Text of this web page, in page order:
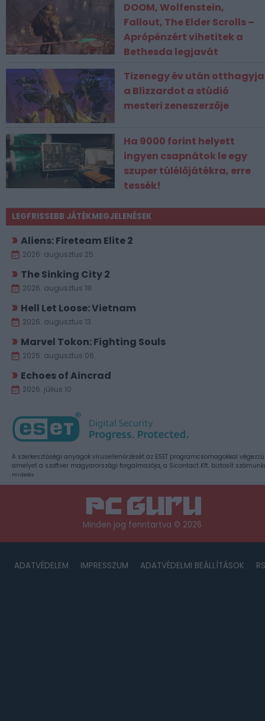
DOOM, Wolfenstein,
Fallout, The Elder Scrolls –
Aprópénzért vihetitek a
Bethesda legjavát
Tizenegy év után otthagyja
a Blizzardot a stúdió
mesteri zeneszerzője
Ha 9000 forint helyett
ingyen csapnátok le egy
szuper túlélőjátékra, erre
tessék!
LEGFRISSEBB JÁTÉKMEGJELENÉSEK
Aliens: Fireteam Elite 2
2026. augusztus 25.
The Sinking City 2
2026. augusztus 18.
Hell Let Loose: Vietnam
2026. augusztus 13.
Marvel Tokon: Fighting Souls
2026. augusztus 06.
Echoes of Aincrad
2026. július 10.
A szerkesztőségi anyagok vírusellenőrzését az ESET programcsomagokkal
amelyet a szoftver magyarországi forgalmazója, a Sicontact Kft. biztosít
Hirdetés
Minden jog fenntartva © 2026
ADATVÉDELEM IMPRESSZUM ADATVÉDELMI BEÁLLÍTÁSOK